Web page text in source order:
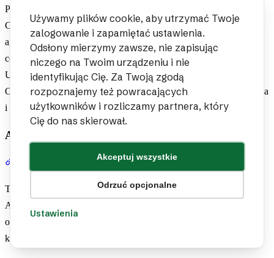
Używamy plików cookie, aby utrzymać Twoje
zalogowanie i zapamiętać ustawienia.
Odsłony mierzymy zawsze, nie zapisując
niczego na Twoim urządzeniu i nie
identyfikując Cię. Za Twoją zgodą
rozpoznajemy też powracających
użytkowników i rozliczamy partnera, który
Cię do nas skierował.
Akceptuj wszystkie
Odrzuć opcjonalne
Ustawienia
Plik konfiguracyjny na poziomie projektu rozpoznawany przez
Codex (i coraz częściej przez inne narzędzia), który definiuje, jak
agenci AI powinni zachowywać się w repozytorium. Podobny w
celu do CLAUDE.md, ale podąża za konwencją AGENTS.md.
Umieszczany w katalogu głównym projektu lub w podkatalogach.
Określa standardy kodowania, polecenia testowe, wzorce wdrażania
i preferencje narzędzi.
API Key
Dział zatytułowany „API Key”
Tajny ciąg znaków służący do uwierzytelniania żądań do dostawcy
AI (Anthropic, OpenAI, Google). Może być osobisty lub
organizacyjny. Przechowuj bezpiecznie — nigdy nie commituj do
kontroli wersji.